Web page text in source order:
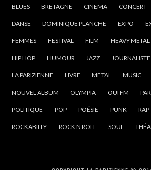
BLUES BRETAGNE CINEMA CONCERT
DANSE DOMINIQUE PLANCHE EXPO
FEMMES FESTIVAL FILM HEAVY METAL
HIP HOP HUMOUR JAZZ JOURNALISTE
LA PARIZIENNE LIVRE METAL MUSIC
NOUVEL ALBUM OLYMPIA OUI FM
POLITIQUE POP POÉSIE PUNK RAP
ROCKABILLY ROCK N ROLL SOUL